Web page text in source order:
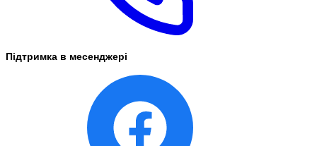
Підтримка в месенджері